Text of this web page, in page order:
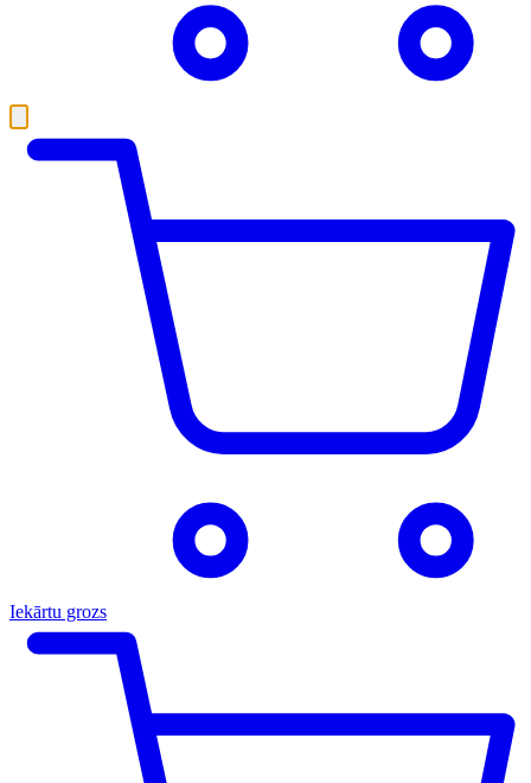
Iekārtu grozs